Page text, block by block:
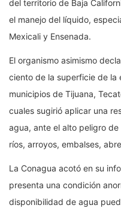
del territorio de Baja
el manejo del líquido,
Mexicali y Ensenada.
El organismo asimismo
ciento de la superficie de la
municipios de Tijuana,
cuales sugirió aplicar una
agua, ante el alto peligro
ríos, arroyos, embalses,
La Conagua acotó en su
presenta una condición
disponibilidad de agua